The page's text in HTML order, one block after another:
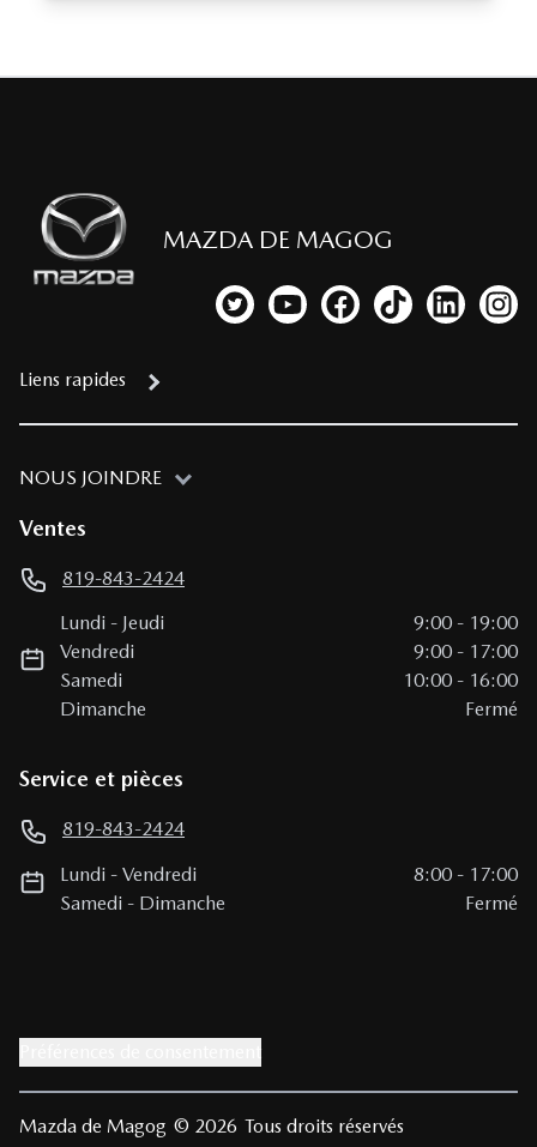
MAZDA DE MAGOG
Lien vers notre compte Twitter
Lien vers notre chaîne
Lien vers notre page
Lien vers notre
Lien vers
Lien
Liens rapides
NOUS JOINDRE
Ventes
819-843-2424
Lundi - Jeudi 9:00 - 19:00
Vendredi
9:00 - 17:00
Samedi
10:00 - 16:00
Dimanche
Fermé
Service et pièces
819-843-2424
Lundi -Vendredi 8:00 - 17:00
Samedi - Dimanche Fermé
Mazda de Magog © 2026 Tous droits réservés